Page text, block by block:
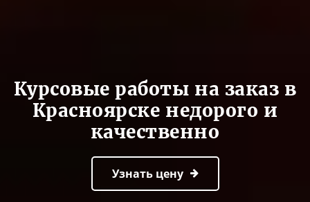
Курсовые работы на заказ в
Красноярске недорого и
качественно
Узнать цену